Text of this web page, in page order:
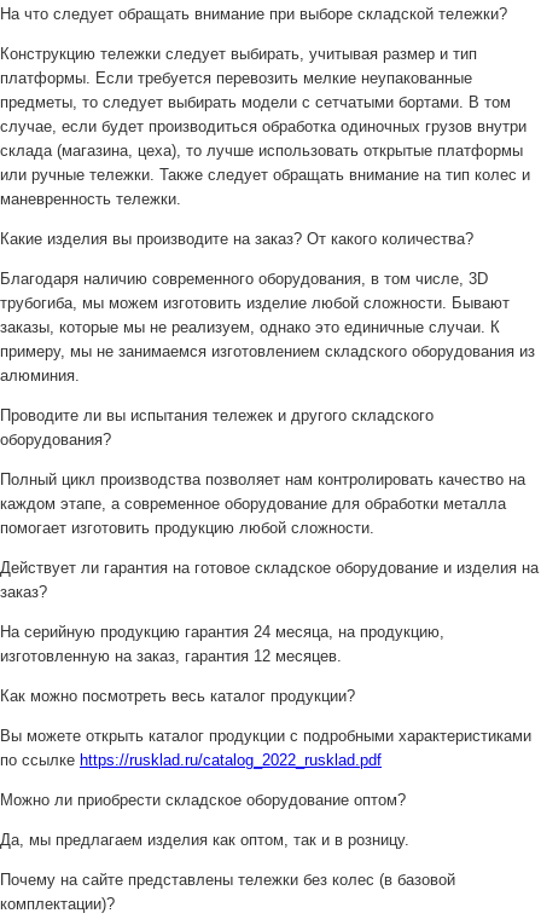
На что следует обращать внимание при выборе складской тележки?
Конструкцию тележки следует выбирать, учитывая размер и тип
платформы. Если требуется перевозить мелкие неупакованные
предметы, то следует выбирать модели с сетчатыми бортами. В том
случае, если будет производиться обработка одиночных грузов внутри
склада (магазина, цеха), то лучше использовать открытые платформы
или ручные тележки. Также следует обращать внимание на тип колес и
маневренность тележки.
Какие изделия вы производите на заказ? От какого количества?
Благодаря наличию современного оборудования, в том числе, 3D
трубогиба, мы можем изготовить изделие любой сложности. Бывают
заказы, которые мы не реализуем, однако это единичные случаи. К
примеру, мы не занимаемся изготовлением складского оборудования из
алюминия.
Проводите ли вы испытания тележек и другого складского
оборудования?
Полный цикл производства позволяет нам контролировать качество на
каждом этапе, а современное оборудование для обработки металла
помогает изготовить продукцию любой сложности.
Действует ли гарантия на готовое складское оборудование и изделия на
заказ?
На серийную продукцию гарантия 24 месяца, на продукцию,
изготовленную на заказ, гарантия 12 месяцев.
Как можно посмотреть весь каталог продукции?
Вы можете открыть каталог продукции с подробными характеристиками
по ссылке https://rusklad.ru/catalog_2022_rusklad.pdf
Можно ли приобрести складское оборудование оптом?
Да, мы предлагаем изделия как оптом, так и в розницу.
Почему на сайте представлены тележки без колес (в базовой
комплектации)?